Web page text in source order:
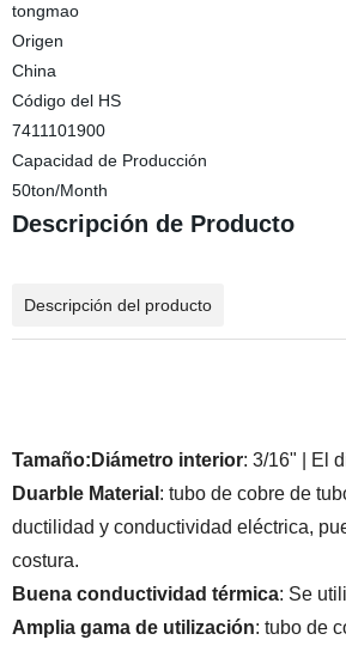
tongmao
Origen
China
Código del HS
7411101900
Capacidad de Producción
50ton/Month
Descripción de Producto
Descripción del producto
Tamaño:Diámetro interior: 3/16" | El
Duarble Material : tubo de cobre de
ductilidad y conductividad eléctrica,
costura.
Buena conductividad térmica: Se
Amplia gama de utilización: tubo de